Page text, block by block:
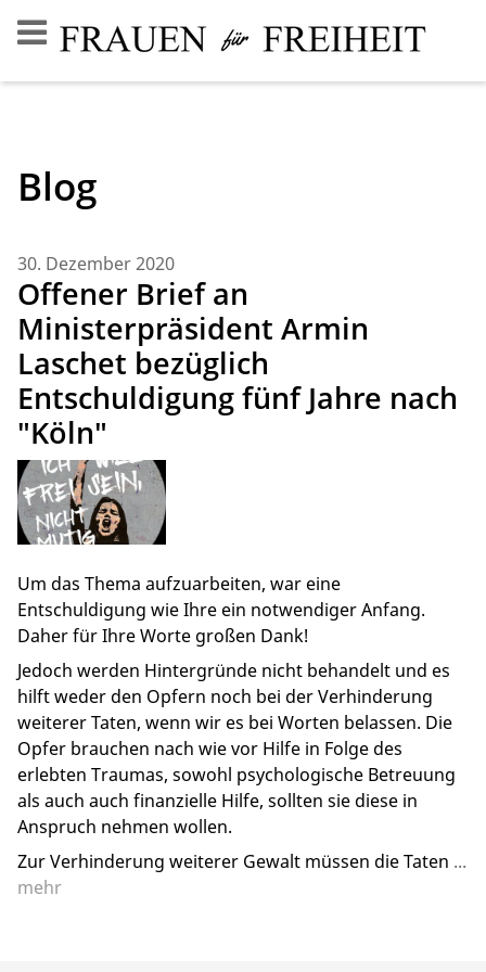
Blog
30. Dezember 2020
Offener Brief an
Ministerpräsident Armin
Laschet bezüglich
Entschuldigung fünf Jahre nach
"Köln"
Um das Thema aufzuarbeiten, war eine
Entschuldigung wie Ihre ein notwendiger Anfang.
Daher für Ihre Worte großen Dank!
Jedoch werden Hintergründe nicht behandelt und es
hilft weder den Opfern noch bei der Verhinderung
weiterer Taten, wenn wir es bei Worten belassen. Die
Opfer brauchen nach wie vor Hilfe in Folge des
erlebten Traumas, sowohl psychologische Betreuung
als auch auch finanzielle Hilfe, sollten sie diese in
Anspruch nehmen wollen.
Zur Verhinderung weiterer Gewalt müssen die Taten ...
mehr